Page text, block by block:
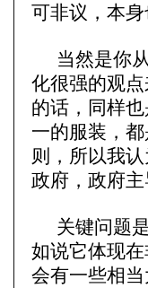
可非议，本身
当然是你
化很强的观
的话，同样
一的服装，
则，所以我
政府，政府主
关键问题
如说它体现
会有一些相